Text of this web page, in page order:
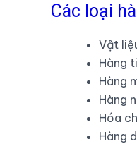
Các loại
Vật
Hàng
Hàng
Hàng
Hóa
Hàng